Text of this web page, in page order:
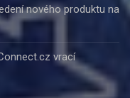
nového produktu na
vrací